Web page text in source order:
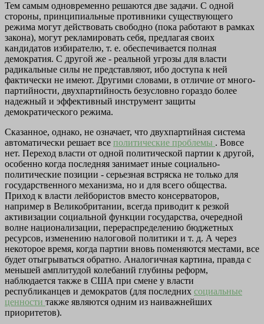
Тем самым одновременно решаются две задачи. С одной
стороны, принципиальные противники существующего
режима могут дей­ствовать свободно (пока работают в рамках
закона), могут рекла­мировать себя, предлагая своих
кандидатов избирателю, т. е. обес­печивается полная
демократия. С другой же - реальной угрозы для власти
радикальные силы не представляют, ибо доступа к ней
фактически не имеют. Другими словами, в отличие от много­
партийности, двухпартийность безусловно гораздо более
надежный и эффективный инструмент защиты
демократического режима.
Сказанное, однако, не означает, что двухпартийная система
автоматически решает все политические проблемы . Вовсе
нет. Переход власти от одной политической партии к другой,
особенно когда последняя занимает иные социально-
политические пози­ции - серьезная встряска не только для
государственного меха­низма, но и для всего общества.
Приход к власти лейбористов вме­сто консерваторов,
например в Великобритании, всегда приводит к резкой
активизации социальной функции государства, очередной
волне национализации, перераспределению бюджетных
ресурсов, изменению налоговой политики и т. д. А через
некоторое время, ког­да партии вновь поменяются местами, все
будет отыгрываться об­ратно. Аналогичная картина, правда с
меньшей амплитудой коле­баний глубины реформ,
наблюдается также в США при смене у власти
республиканцев и демократов (для последних социальные
ценности также являются одним из наиважнейших
приоритетов).